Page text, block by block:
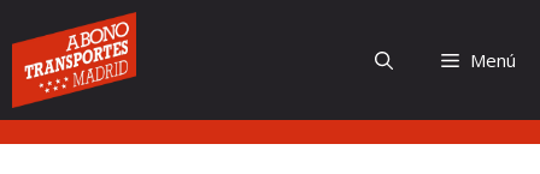
al
contenido
Menú